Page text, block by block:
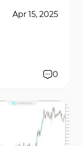
Apr 15, 2025
0